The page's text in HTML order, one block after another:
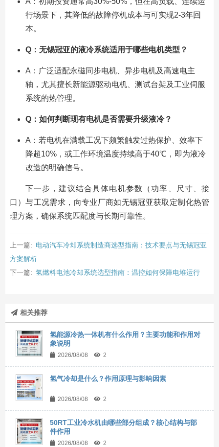
行场景下，其降低的故障停机成本与可实现2-3年回
本。
Q：无锡冠亚的液冷系统适用于哪些电机类型？
A：广泛适配永磁同步电机、异步电机及高速电主
轴，尤其擅长新能源驱动电机、测试台架及工业伺服
系统的热管理。
Q：如何判断现有电机是否需要升级液冷？
A：若电机在满载工况下频繁触发过热保护、效率下
降超10%，或工作环境温度持续高于40℃，即为液冷
改造的明确信号。
下一步，建议结合具体电机参数（功率、尺寸、接
口）与工况需求，向专业厂商如无锡冠亚获取定制化热管
理方案，确保系统匹配度与长期可靠性。
上一篇: 电动汽车冷却系统制造商选型指南：技术要点与无锡冠亚
方案解析
下一篇: 氢燃料电池冷却系统选型指南：温控如何保障电堆运行
相关推荐
氢能源冷热一体机有什么作用？主要功能和作用对
象说明
2026/08/08 2
氢气冷却是什么？作用原理与影响因素
2026/08/08 2
50RT工业冷水机由哪些部分组成？核心结构与部
件作用
2026/08/08 2